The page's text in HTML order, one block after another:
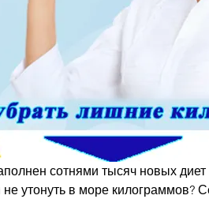
сотнями тысяч новых
утонуть в море килограммов?